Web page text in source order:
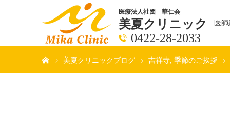
医療法人社団 華仁会
美夏クリニック
0422-28-2033
医
美夏クリニックブログ 吉祥寺 季節のご挨拶